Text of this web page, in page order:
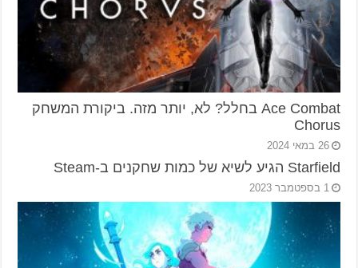
Ace Combat בחלל? לא, יותר מזה. ביקורת המשחק
Chorus
26 במאי 2024
Starfield הגיע לשיא של כמות שחקנים ב-Steam
1 בספטמבר 2023